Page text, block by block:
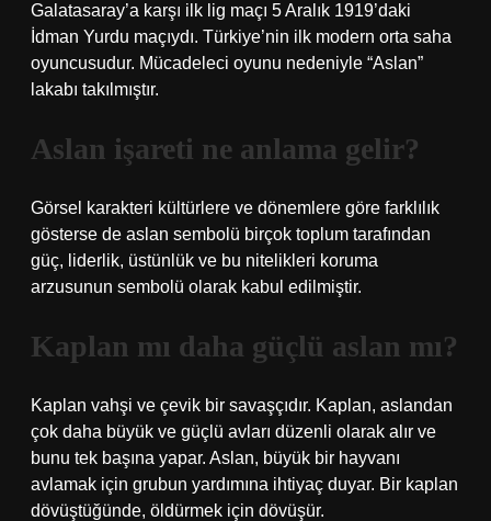
Galatasaray’a karşı ilk lig maçı 5 Aralık 1919’daki
İdman Yurdu maçıydı. Türkiye’nin ilk modern orta saha
oyuncusudur. Mücadeleci oyunu nedeniyle “Aslan”
lakabı takılmıştır.
Aslan işareti ne anlama gelir?
Görsel karakteri kültürlere ve dönemlere göre farklılık
gösterse de aslan sembolü birçok toplum tarafından
güç, liderlik, üstünlük ve bu nitelikleri koruma
arzusunun sembolü olarak kabul edilmiştir.
Kaplan mı daha güçlü aslan mı?
Kaplan vahşi ve çevik bir savaşçıdır. Kaplan, aslandan
çok daha büyük ve güçlü avları düzenli olarak alır ve
bunu tek başına yapar. Aslan, büyük bir hayvanı
avlamak için grubun yardımına ihtiyaç duyar. Bir kaplan
dövüştüğünde, öldürmek için dövüşür.